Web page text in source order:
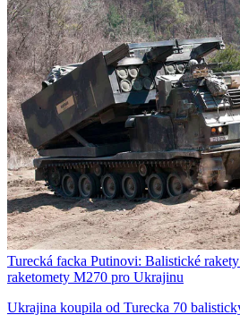
Turecká facka Putinovi: Balistické
raketomety M270 pro Ukrajinu
Ukrajina koupila od Turecka 70